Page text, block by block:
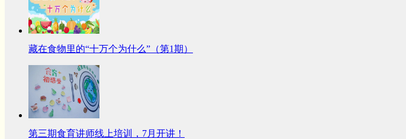
藏在食物里的“十万个为什么”（第1期）
第三期食育讲师线上培训，7月开讲！